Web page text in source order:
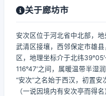
关于廊坊市
安次区位于河北省中北部，
武清区接壤，西邻保定市雄
区，地理坐标介于北纬
116°47′之间，属暖温带半湿
“安次”之名始于西汉，初置安
（一说因境内有安次亭而得